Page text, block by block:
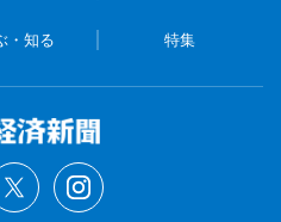
・知る 特集